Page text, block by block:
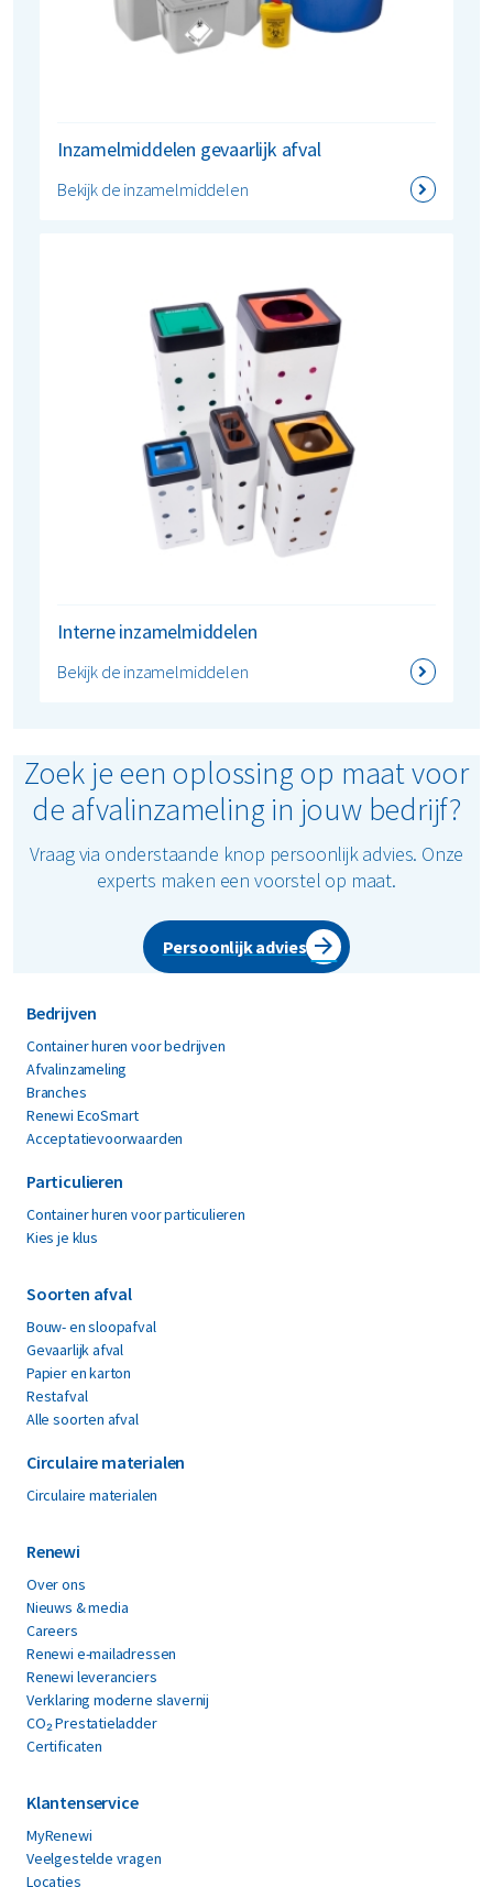
Inzamelmiddelen gevaarlijk afval
Bekijk de inzamelmiddelen
Interne inzamelmiddelen
Bekijk de inzamelmiddelen
Zoek je een oplossing op maat voor
de afvalinzameling in jouw bedrijf?
Vraag via onderstaande knop persoonlijk advies. Onze
experts maken een voorstel op maat.
Persoonlijk advies
Bedrijven
Container huren voor bedrijven
Afvalinzameling
Branches
Renewi EcoSmart
Acceptatievoorwaarden
Particulieren
Container huren voor particulieren
Kies je klus
Soorten afval
Bouw- en sloopafval
Gevaarlijk afval
Papier en karton
Restafval
Alle soorten afval
Circulaire materialen
Circulaire materialen
Renewi
Over ons
Nieuws & media
Careers
Renewi e-mailadressen
Renewi leveranciers
Verklaring moderne slavernij
CO₂ Prestatieladder
Certificaten
Klantenservice
MyRenewi
Veelgestelde vragen
Locaties